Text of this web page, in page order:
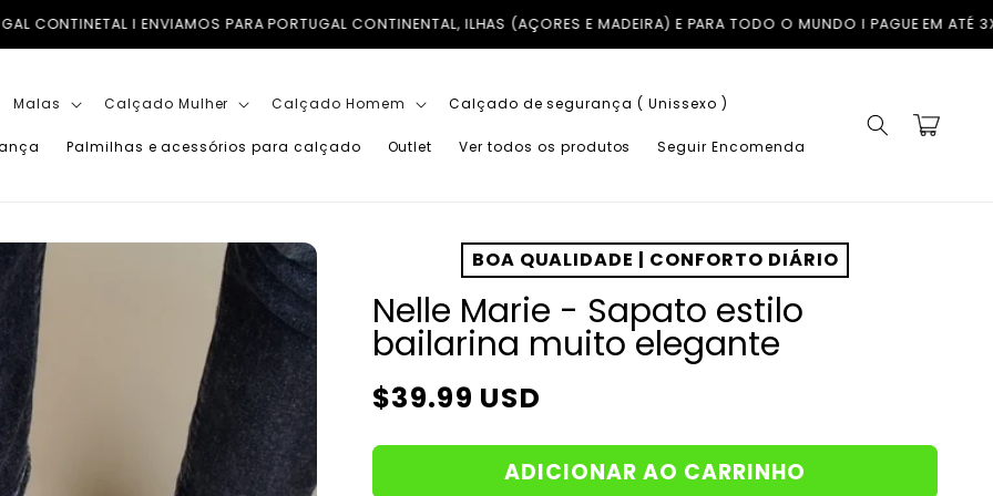
CONTINENTAL, ILHAS (AÇORES E MADEIRA) E PARA TODO O MUNDO I PAGUE EM ATÉ 3X COM A KLARNA SEM JUROSTROCAS
Malas Calçado Mulher Calçado Homem Calçado de segurança ( Unissexo )
Palmilhas e acessórios para calçado Outlet Ver todos os produtos Seguir Encomenda
Carrinho
BOA QUALIDADE | CONFORTO DIÁRIO
Nelle Marie - Sapato estilo
bailarina muito elegante
Preço
$39.99 USD
ADICIONAR AO CARRINHO